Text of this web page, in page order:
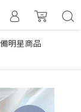
明星商品